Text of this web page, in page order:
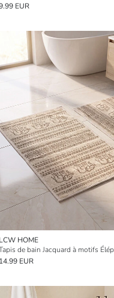
EUR
LCW HOME
14.99 EUR